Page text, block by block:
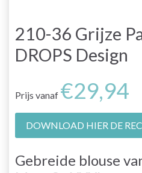
210-36 Grijze
DROPS Design
Prijs vanaf €29,94
DOWNLOAD HIER DE
Gebreide blouse